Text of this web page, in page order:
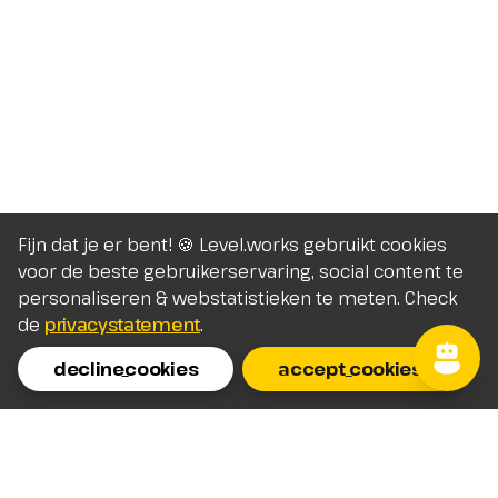
Fijn dat je er bent! 🍪 Level.works gebruikt cookies
voor de beste gebruikerservaring, social content te
personaliseren & webstatistieken te meten. Check
de privacystatement.
decline_cookies
accept_cookies